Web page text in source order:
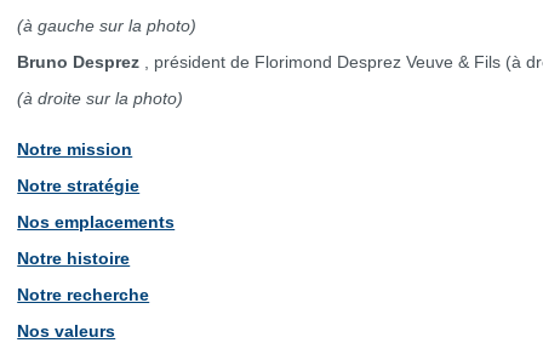
(à gauche sur la photo)
Bruno Desprez , président de Florimond Desprez Veuve & Fils (à
(à droite sur la photo)
Notre mission
Notre stratégie
Nos emplacements
Notre histoire
Notre recherche
Nos valeurs